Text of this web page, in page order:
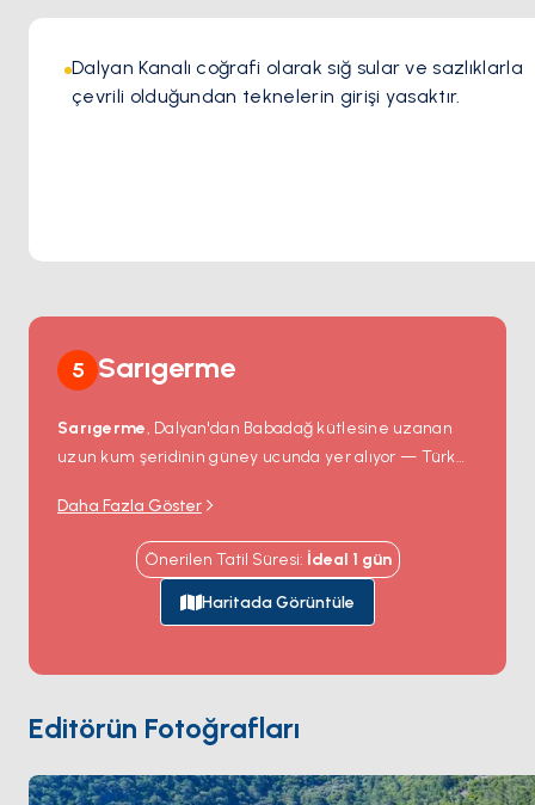
Dalyan Kanalı coğrafi olarak sığ sular ve sazlıklarla
çevrili olduğundan teknelerin girişi yasaktır.
5 Sarıgerme
Sarıgerme, Dalyan'dan Babadağ kütlesine uzanan
uzun kum şeridinin güney ucunda yer alıyor — Türk
kaplumbağa yumurtlama alanı
bir mesafe boyunca sığ, kumlu deniz tabanı ve berrak
görüşle çocuklar ile ilk kez yüzenler için ideal.
Demirleme noktasından dinghyile plaja ulaşılıyor;
kumun arkasındaki çam koruluğundaki tek gölgeli
sahası kısa bir taksi mesafesinde. Sarıgerme yelkenle
Fethiye'ye 60 dakika. SezonNisan ile Ekim
Daha Fazla Göster
Önerilen Tatil Süresi: İdeal 1 gün
Haritada Görüntüle
Editörün Fotoğrafları